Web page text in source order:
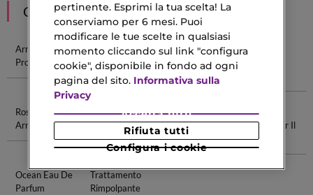
CONSIGLIATI PER TE
Armani
Profumi
Armani Uomo
Giorgio
Armani
Parfum
Giorgio
Rossetto
Armani
Ck Eau De
Toilette
Profumo
Versace
Donna
Migliore
Retinolo Per Il
Viso
Ocean Eau De
Parfum
Trattamento
Rimpolpante
pertinente. Esprimi la tua scelta! La
conserviamo per 6 mesi. Puoi
modificare le tue scelte in qualsiasi
momento cliccando sul link "configura
cookie", disponibile in fondo ad ogni
pagina del sito. Informativa sulla
Privacy
Configura i cookie
Rifiuta tutti
Accetta tutti